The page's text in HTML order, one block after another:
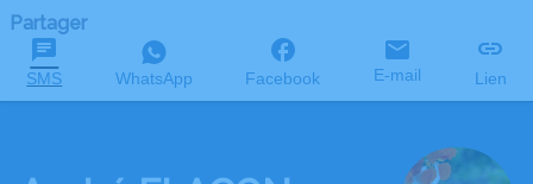
Partager
SMS WhatsApp Facebook E-mail Lien